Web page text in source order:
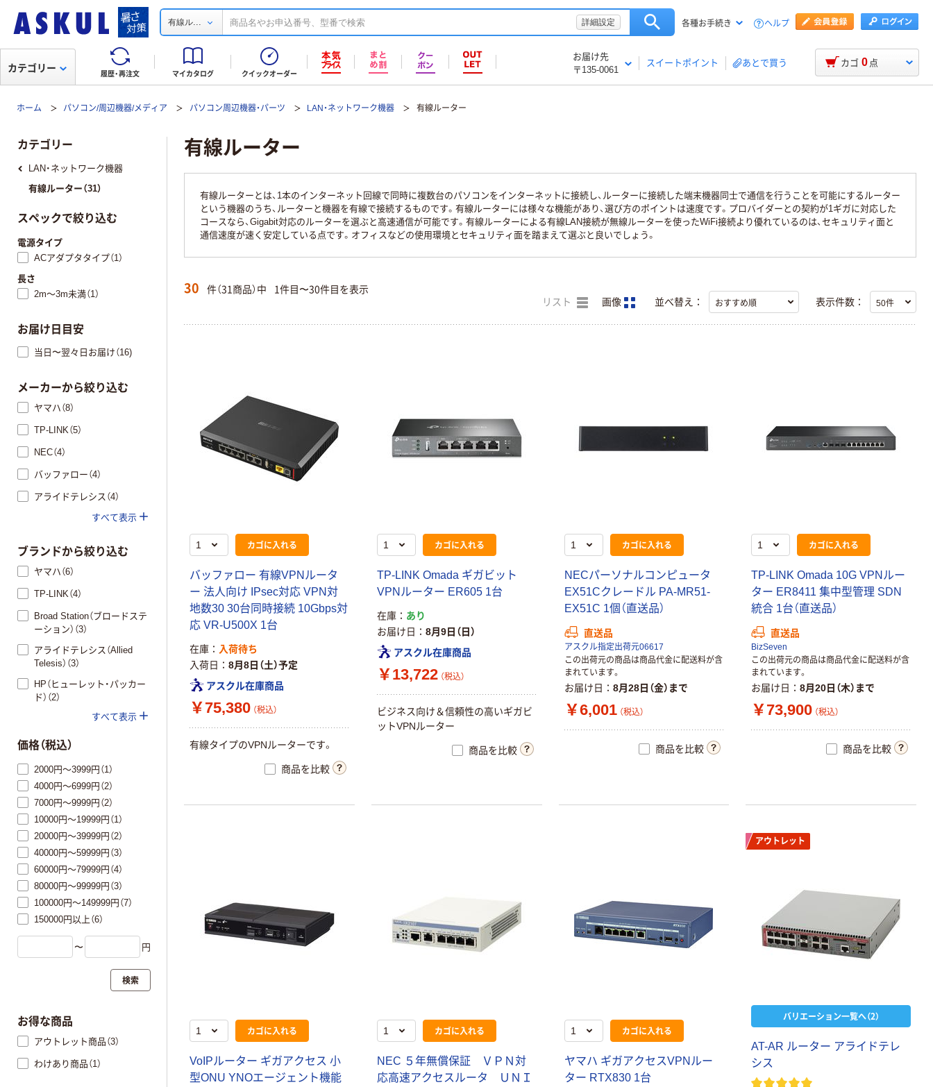
有線ル... 詳細設定 各種お手続き ヘルプ
履歴・再注文 マイカタログ クイックオーダー
お届け先
〒135-0061
スイートポイント あとで買う
カテゴリー カゴ 0 点
ホーム パソコン/周辺機器/メディア パソコン周辺機器・パーツ LAN・ネットワーク機器 有線ルーター
有線ルーター
有線ルーターとは、1本のインターネット回線で同時に複数台のパソコンをインターネットに接続し、ルーターに接続した端末機器同士で通信を行うことを可能にするルーター
という機器のうち、ルーターと機器を有線で接続するものです。有線ルーターには様々な機能があり、選び方のポイントは速度です。プロバイダーとの契約が1ギガに対応した
コースなら、Gigabit対応のルーターを選ぶと高速通信が可能です。有線ルーターによる有線LAN接続が無線ルーターを使ったWiFi接続より優れているのは、セキュリティ面と
通信速度が速く安定している点です。オフィスなどの使用環境とセキュリティ面を踏まえて選ぶと良いでしょう。
30 件（31商品）中 1件目〜30件目を表示
リスト 画像 並べ替え： 表示件数：
カゴに入れる
バッファロー 有線VPNルータ
ー 法人向け IPsec対応 VPN対
地数30 30台同時接続 10Gbps対
応 VR-U500X 1台
在庫
入荷待ち
入荷日
8月8日（土）予定
アスクル在庫商品
￥75,380 （税込）
有線タイプのVPNルーターです。
商品を比較
カゴに入れる
TP-LINK Omada ギガビット
VPNルーター ER605 1台
在庫
あり
お届け日
8月9日（日）
アスクル在庫商品
￥13,722 （税込）
ビジネス向け＆信頼性の高いギガビ
ットVPNルーター
商品を比較
カゴに入れる
NECパーソナルコンピュータ
EX51Cクレードル PA-MR51-
EX51C 1個（直送品）
直送品
アスクル指定出荷元06617
この出荷元の商品は商品代金に配送料が含
まれています。
お届け日 8月28日（金）まで
￥6,001 （税込）
商品を比較
カゴに入れる
TP-LINK Omada 10G VPNルー
ター ER8411 集中型管理 SDN
統合 1台（直送品）
直送品
BizSeven
この出荷元の商品は商品代金に配送料が含
まれています。
お届け日 8月20日（木）まで
￥73,900 （税込）
商品を比較
カゴに入れる
VoIPルーター ギガアクセス 小
型ONU YNOエージェント機能
カゴに入れる
NEC ５年無償保証 ＶＰＮ対
応高速アクセスルータ ＵＮＩ
カゴに入れる
ヤマハ ギガアクセスVPNルー
ター RTX830 1台
アウトレット
バリエーション一覧へ（2）
AT-AR ルーター アライドテレ
シス
カテゴリー
LAN・ネットワーク機器
有線ルーター（31）
スペックで絞り込む
電源タイプ
ACアダプタタイプ（1）
長さ
2m～3m未満（1）
お届け日目安
当日〜翌々日お届け（16)
メーカーから絞り込む
ヤマハ（8）
TP-LINK（5）
NEC（4）
バッファロー（4）
アライドテレシス（4）
すべて表示
ブランドから絞り込む
ヤマハ（6）
TP-LINK（4）
Broad Station（ブロードステ
ーション）（3）
アライドテレシス（Allied
Telesis）（3）
HP（ヒューレット・パッカー
ド）（2）
すべて表示
価格（税込）
2000円～3999円（1）
4000円～6999円（2）
7000円～9999円（2）
10000円～19999円（1）
20000円～39999円（2）
40000円～59999円（3）
60000円～79999円（4）
80000円～99999円（3）
100000円～149999円（7）
150000円以上（6）
〜 円
検索
お得な商品
アウトレット商品（3）
わけあり商品（1）